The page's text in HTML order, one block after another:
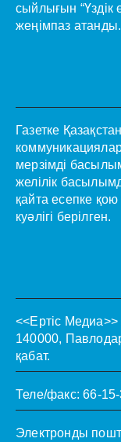
сыйлығын “Үздік
жеңімпаз атанды.
Газетке
коммуникациялар
мерзімді
желілік
қайта есепке
куәлігі берілген.
<<Ертіс Медиа>>
140000,
қабат.
Теле/факс: 66-
Электронды